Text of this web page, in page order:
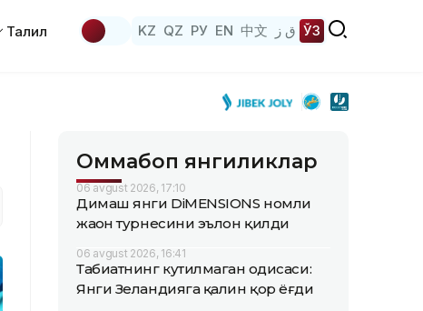
Таҳлил KZ QZ РУ EN 中文 ق ز ЎЗ
Оммабоп янгиликлар
06 avgust 2026, 17:10
Димаш янги DiMENSIONS номли
жаҳон турнесини эълон қилди
06 avgust 2026, 16:41
Табиатнинг кутилмаган ҳодисаси:
Янги Зеландияга қалин қор ёғди